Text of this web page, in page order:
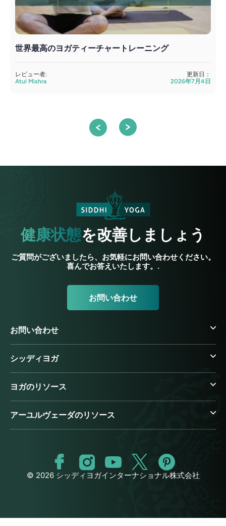
世界最高のヨガティーチャートレーニング
レビュー者:
Atul Mishra
更新日：
2026年7月4日
健康状態を改善しましょう
ご質問がございましたら、お気軽にお問い合わせください。
喜んでお答えいたします。.
お問い合わせ
お問い合わせ
シッディヨガ
ヨガのリソース
アーユルヴェーダのリソース
© 2026 シッディヨガインターナショナル株式会社